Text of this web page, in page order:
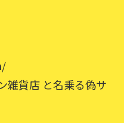
雑貨店 と名乗る偽サ